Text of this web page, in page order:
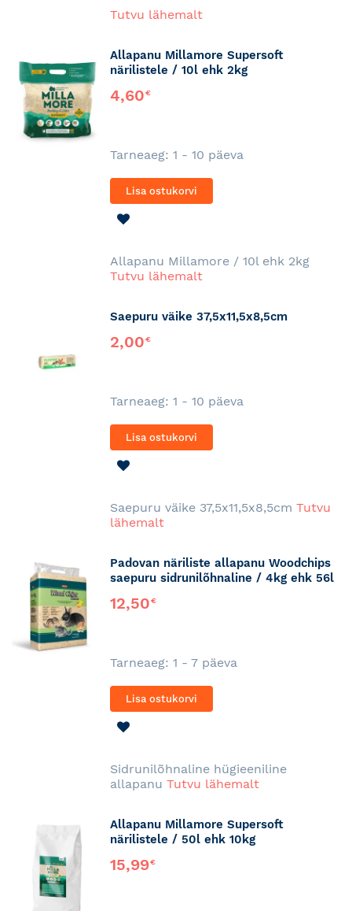
Tutvu lähemalt
Allapanu Millamore Supersoft
närilistele / 10l ehk 2kg
4,60€
Tarneaeg: 1 - 10 päeva
Lisa ostukorvi
Allapanu Millamore / 10l ehk 2kg
Tutvu lähemalt
Saepuru väike 37,5x11,5x8,5cm
2,00€
Tarneaeg: 1 - 10 päeva
Lisa ostukorvi
Saepuru väike 37,5x11,5x8,5cm Tutvu
lähemalt
Padovan näriliste allapanu Woodchips
saepuru sidrunilõhnaline / 4kg ehk 56l
12,50€
Tarneaeg: 1 - 7 päeva
Lisa ostukorvi
Sidrunilõhnaline hügieeniline
allapanu Tutvu lähemalt
Allapanu Millamore Supersoft
närilistele / 50l ehk 10kg
15,99€